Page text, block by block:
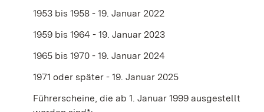
1953 bis 1958 - 19. Januar 2022
1959 bis 1964 - 19. Januar 2023
1965 bis 1970 - 19. Januar 2024
1971 oder später - 19. Januar 2025
Führerscheine, die ab 1. Januar 1999 ausgestellt